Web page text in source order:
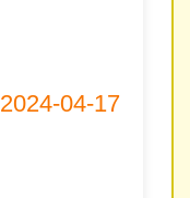
2024-04-17